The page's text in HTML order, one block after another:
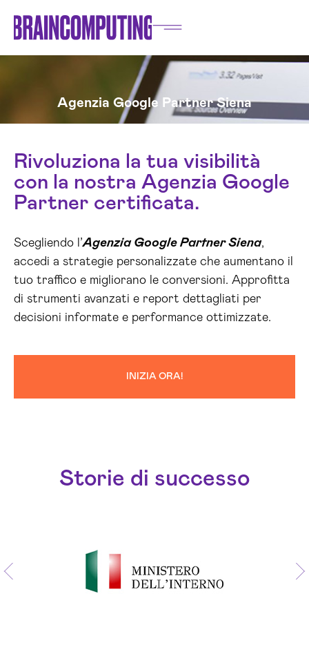
Agenzia Google Partner Siena
Rivoluziona la tua visibilità
con la nostra Agenzia Google
Partner certificata.
Scegliendo l’Agenzia Google Partner Siena,
accedi a strategie personalizzate che aumentano il
tuo traffico e migliorano le conversioni. Approfitta
di strumenti avanzati e report dettagliati per
decisioni informate e performance ottimizzate.
INIZIA ORA!
Storie di successo